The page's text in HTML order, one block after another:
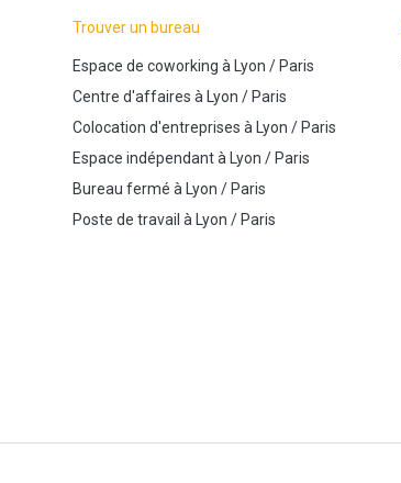
Trouver un bureau
Espace de coworking à Lyon /Paris
Centre d'affaires à Lyon /Paris
Colocation d'entreprises à Lyon /Paris
Espace indépendantà Lyon /Paris
Bureau fermé à Lyon /Paris
Poste de travail à Lyon /Paris